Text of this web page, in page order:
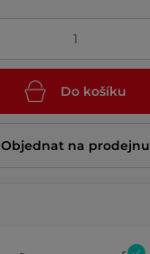
Do košíku
Objednat na prodejnu